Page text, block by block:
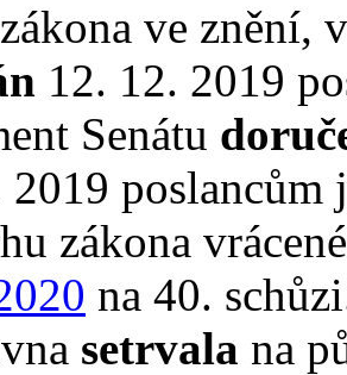
ve znění,
12. 12. 2019
Senátu
2019
zákona
na 40.
setrvala na